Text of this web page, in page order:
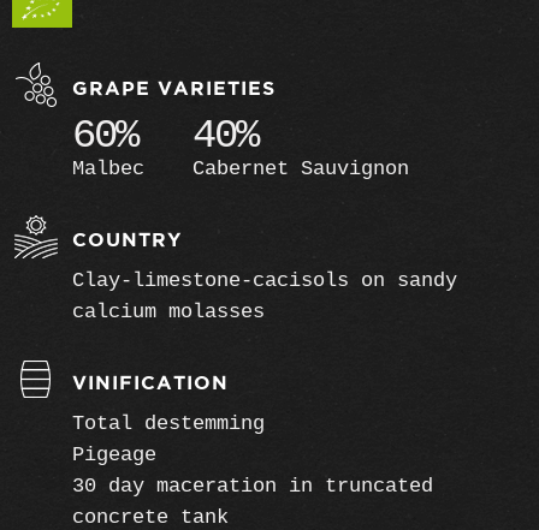
GRAPE VARIETIES
60%
Malbec
40%
Cabernet Sauvignon
COUNTRY
Clay-limestone-cacisols on sandy
calcium molasses
VINIFICATION
Total destemming
Pigeage
30 day maceration in truncated
concrete tank